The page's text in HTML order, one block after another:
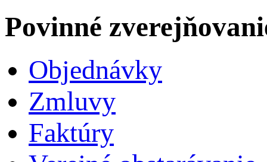
Povinné
Objednávky
Zmluvy
Faktúry